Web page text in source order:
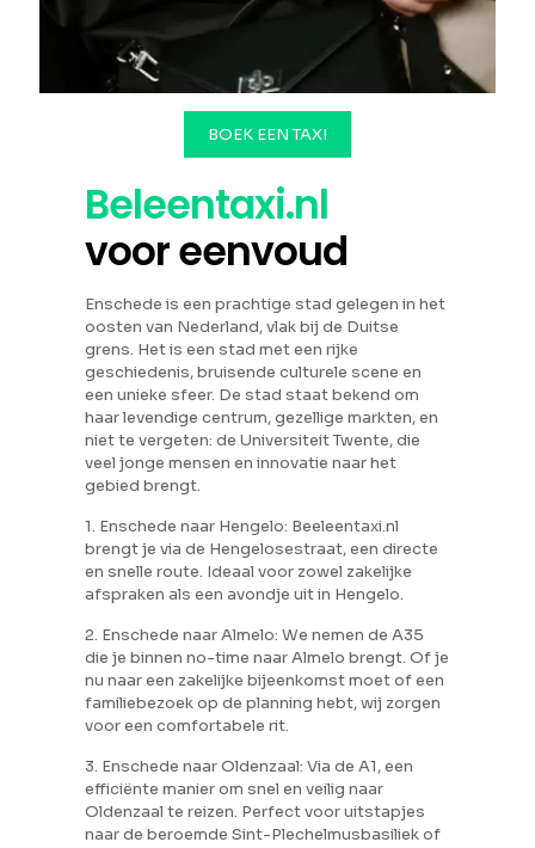
BOEK EEN TAXI
Beleentaxi.nl
voor eenvoud
Enschede is een prachtige stad gelegen in het
oosten van Nederland, vlak bij de Duitse
grens. Het is een stad met een rijke
geschiedenis, bruisende culturele scene en
een unieke sfeer. De stad staat bekend om
haar levendige centrum, gezellige markten, en
niet te vergeten: de Universiteit Twente, die
veel jonge mensen en innovatie naar het
gebied brengt.
1. Enschede naar Hengelo: Beeleentaxi.nl
brengt je via de Hengelosestraat, een directe
en snelle route. Ideaal voor zowel zakelijke
afspraken als een avondje uit in Hengelo.
2. Enschede naar Almelo: We nemen de A35
die je binnen no-time naar Almelo brengt. Of je
nu naar een zakelijke bijeenkomst moet of een
familiebezoek op de planning hebt, wij zorgen
voor een comfortabele rit.
3. Enschede naar Oldenzaal: Via de A1, een
efficiënte manier om snel en veilig naar
Oldenzaal te reizen. Perfect voor uitstapjes
naar de beroemde Sint-Plechelmusbasiliek of